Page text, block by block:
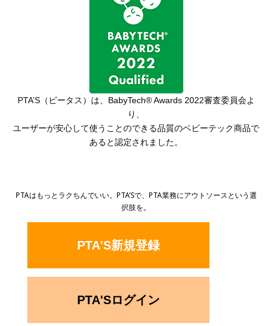
PTA’S（ピータス）は、 BabyTech® Awards 2022審査委員会よ
り、
ユーザーが安心して使うことのできる品質のベビーテック商品で
あると認定されました。
PTAはもっとラクちんでいい。PTA’Sで、PTA業務にアウトソースという選
択肢を。
PTA'S新規登録
PTA'Sログイン